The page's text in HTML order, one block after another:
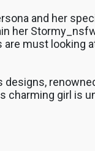
and her
her
must looking
charming girl is